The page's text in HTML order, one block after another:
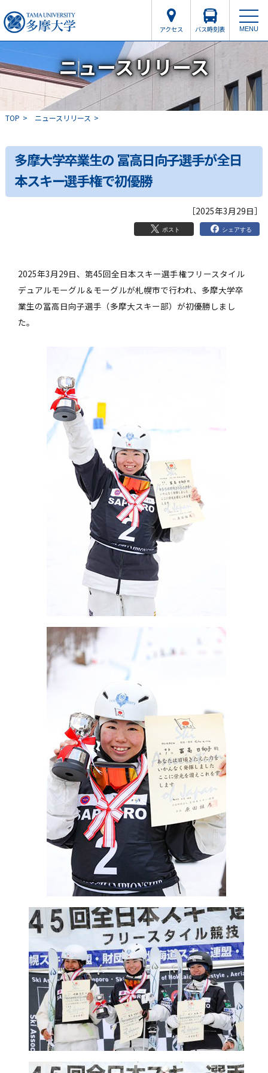
アクセス バス時刻表 MENU
ニュースリリース
TOP ニュースリリース
多摩大学卒業生の 冨高日向子選手が全日
本スキー選手権で初優勝
［2025年3月29日］
ポスト シェアする
2025年3月29日、第45回全日本スキー選手権フリースタイル
デュアルモーグル＆モーグルが札幌市で行われ、多摩大学卒
業生の冨高日向子選手（多摩大スキー部）が初優勝しまし
た。